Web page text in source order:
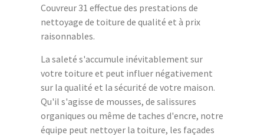
Couvreur 31 effectue des prestations de
nettoyage de toiture de qualité et à prix
raisonnables.
La saleté s'accumule inévitablement sur
votre toiture et peut influer négativement
sur la qualité et la sécurité de votre maison.
Qu'il s'agisse de mousses, de salissures
organiques ou même de taches d'encre, notre
équipe peut nettoyer la toiture, les façades